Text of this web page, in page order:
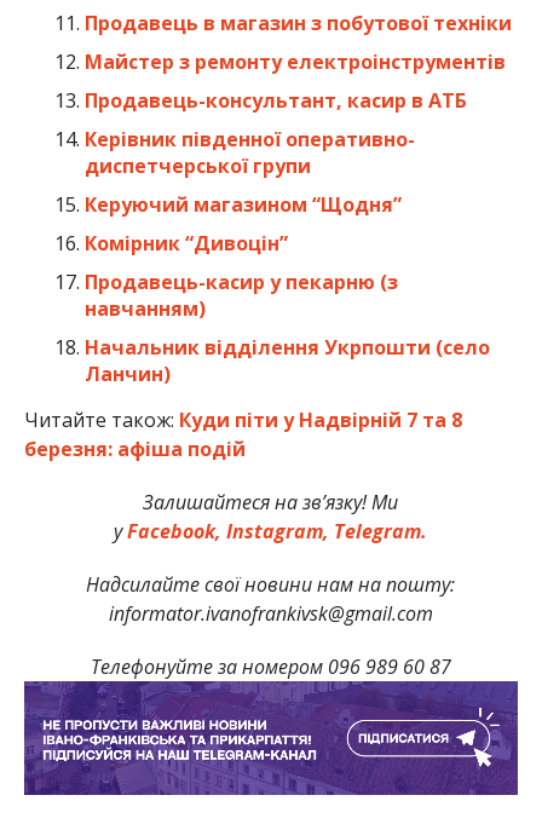
Продавець в магазин з побутової техніки
Майстер з ремонту електроінструментів
Продавець-консультант, касир в АТБ
Керівник південної оперативно-
диспетчерської групи
Керуючий магазином “Щодня”
Комірник “Дивоцін”
Продавець-касир у пекарню (з
навчанням)
Начальник відділення Укрпошти (село
Ланчин)
Читайте також: Куди піти у Надвірній 7 та 8
березня: афіша подій
Залишайтеся на зв’язку! Ми
уFacebook, Instagram, Telegram.
Надсилайте свої новини нам на пошту:
informator.ivanofrankivsk@gmail.com
Телефонуйте за номером 096 989 60 87